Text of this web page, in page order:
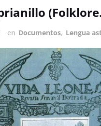
en Documentos, Lengua
Alcuentru Cabreira-Senabria